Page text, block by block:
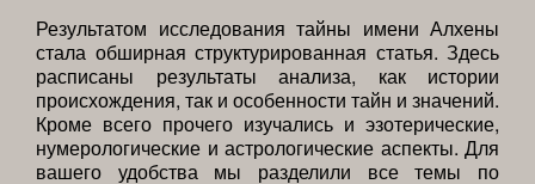
Результатом исследования тайны имени Алхены
стала обширная структурированная статья. Здесь
расписаны результаты анализа, как истории
происхождения, так и особенности тайн и значений.
Кроме всего прочего изучались и эзотерические,
нумерологические и астрологические аспекты. Для
вашего удобства мы разделили все темы по